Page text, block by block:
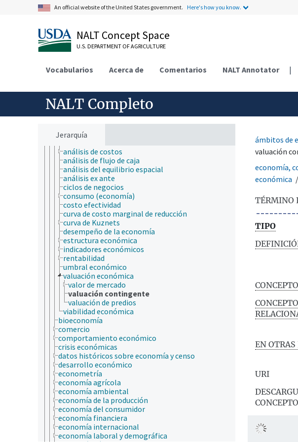
An official website of the United States government. Here's how you know.
NALT Concept Space
U.S. DEPARTMENT OF AGRICULTURE
Vocabularios Acerca de Comentarios NALT Annotator |
NALT Completo
Jerarquía
ciencia del suelo
ciencias atmosféricas
ciencias del mar
ciencias forestales
ciencias sociales
conducta
ecología
ecología humana
economía
agregación (economía)
análisis económico
análisis de costo-beneficio
análisis de costos
análisis de flujo de caja
análisis del equilibrio espacial
análisis ex ante
ciclos de negocios
consumo (economía)
costo efectividad
curva de costo marginal de reducción
curva de Kuznets
desempeño de la economía
estructura económica
indicadores económicos
rentabilidad
umbral económico
valuación económica
valor de mercado
valuación contingente
valuación de predios
viabilidad económica
bioeconomía
comercio
comportamiento económico
crisis económicas
datos históricos sobre economía y censo
desarrollo económico
econometría
economía agrícola
economía ambiental
economía de la producción
economía del consumidor
economía financiera
economía internacional
economía laboral y demográfica
ámbitos de
valuación
economía,
económica
TÉRMINO
TIPO
EN OTRAS
URI